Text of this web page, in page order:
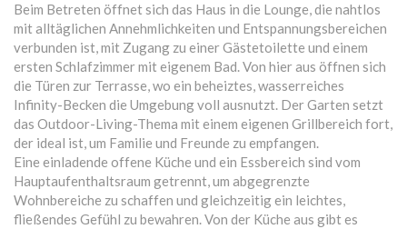
Beim Betreten öffnet sich das Haus in die Lounge, die nahtlos
mit alltäglichen Annehmlichkeiten und Entspannungsbereichen
verbunden ist, mit Zugang zu einer Gästetoilette und einem
ersten Schlafzimmer mit eigenem Bad. Von hier aus öffnen sich
die Türen zur Terrasse, wo ein beheiztes, wasserreiches
Infinity-Becken die Umgebung voll ausnutzt. Der Garten setzt
das Outdoor-Living-Thema mit einem eigenen Grillbereich fort,
der ideal ist, um Familie und Freunde zu empfangen.
Eine einladende offene Küche und ein Essbereich sind vom
Hauptaufenthaltsraum getrennt, um abgegrenzte
Wohnbereiche zu schaffen und gleichzeitig ein leichtes,
fließendes Gefühl zu bewahren. Von der Küche aus gibt es